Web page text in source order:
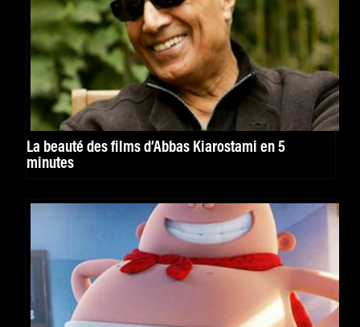
La beauté des films d’Abbas Kiarostami en 5
minutes